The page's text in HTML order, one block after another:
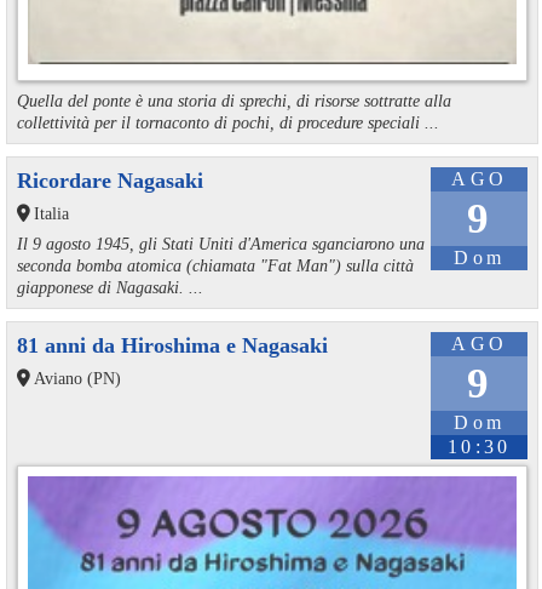
Quella del ponte è una storia di sprechi, di risorse sottratte alla
collettività per il tornaconto di pochi, di procedure speciali ...
AGO
9
Dom
Ricordare Nagasaki
Italia
Il 9 agosto 1945, gli Stati Uniti d'America sganciarono una
seconda bomba atomica (chiamata "Fat Man") sulla città
giapponese di Nagasaki. ...
AGO
9
Dom
10:30
81 anni da Hiroshima e Nagasaki
Aviano (PN)